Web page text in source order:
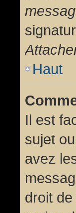
Haut
Il est
sujet
avez
droit